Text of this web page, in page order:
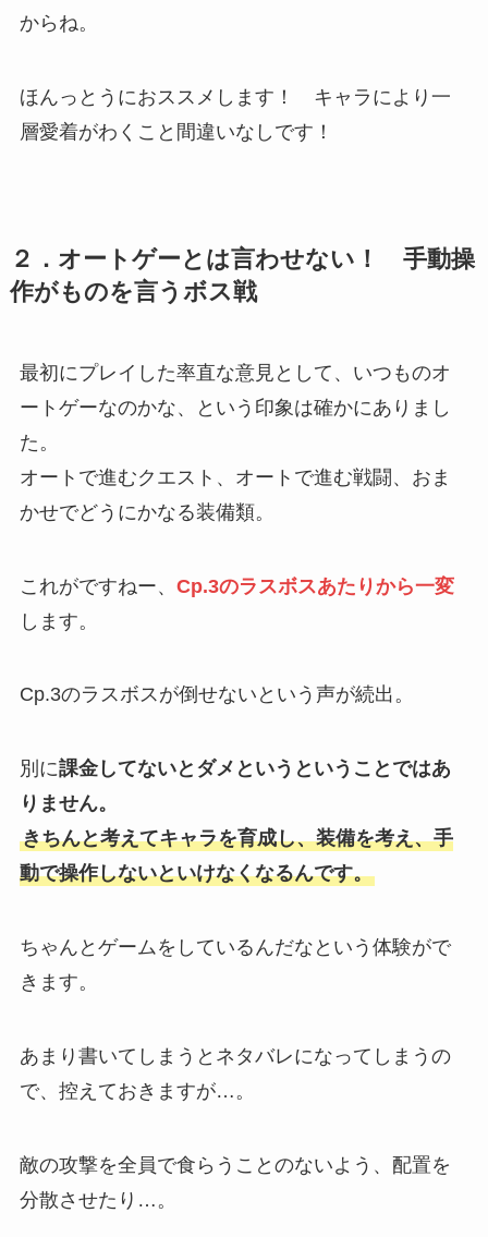
からね。
ほんっとうにおススメします！ キャラにより一
層愛着がわくこと間違いなしです！
２．オートゲーとは言わせない！ 手動操
作がものを言うボス戦
最初にプレイした率直な意見として、いつものオ
ートゲーなのかな、という印象は確かにありまし
た。
オートで進むクエスト、オートで進む戦闘、おま
かせでどうにかなる装備類。
これがですねー、 Cp.3のラスボスあたりから一変
します。
Cp.3のラスボスが倒せないという声が続出。
別に課金してないとダメというということではあ
りません。
きちんと考えてキャラを育成し、装備を考え、手
動で操作しないといけなくなるんです。
ちゃんとゲームをしているんだなという体験がで
きます。
あまり書いてしまうとネタバレになってしまうの
で、控えておきますが…。
敵の攻撃を全員で食らうことのないよう、配置を
分散させたり…。